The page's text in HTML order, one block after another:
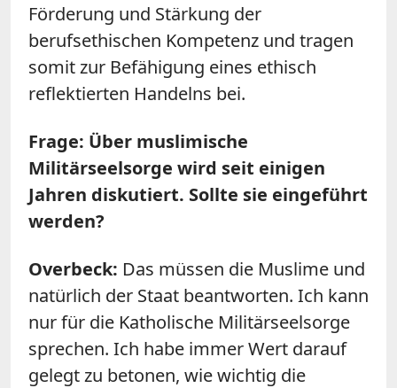
Förderung und Stärkung der
berufsethischen Kompetenz und tragen
somit zur Befähigung eines ethisch
reflektierten Handelns bei.
Frage: Über muslimische
Militärseelsorge wird seit einigen
Jahren diskutiert. Sollte sie eingeführt
werden?
Overbeck: Das müssen die Muslime und
natürlich der Staat beantworten. Ich kann
nur für die Katholische Militärseelsorge
sprechen. Ich habe immer Wert darauf
gelegt zu betonen, wie wichtig die